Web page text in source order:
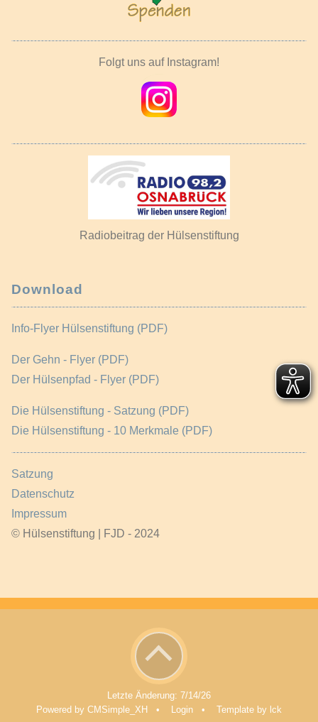
Folgt uns auf Instagram!
Radiobeitrag der Hülsenstiftung
Download
Info-Flyer Hülsenstiftung (PDF)
Der Gehn - Flyer (PDF)
Der Hülsenpfad - Flyer (PDF)
Die Hülsenstiftung - Satzung (PDF)
Die Hülsenstiftung - 10 Merkmale (PDF)
Satzung
Datenschutz
Impressum
© Hülsenstiftung | FJD - 2024
Letzte Änderung: 7/14/26
Powered by CMSimple_XH
• Login • Template by lck